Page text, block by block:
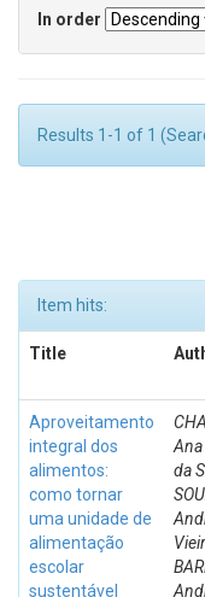
In order
Results 1-1 of 1
Item hits:
Title
Aproveitamento
integral dos
alimentos:
como tornar
uma unidade de
alimentação
escolar
sustentável
Ana
da